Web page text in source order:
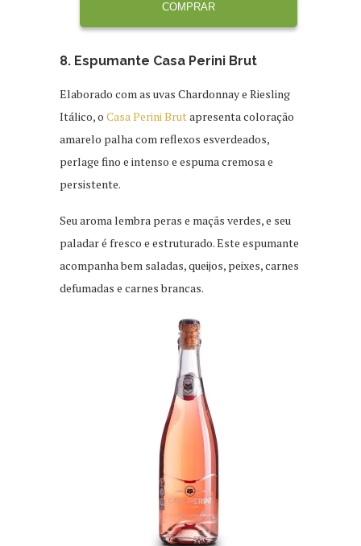
COMPRAR
8. Espumante Casa Perini Brut
Elaborado com as uvas Chardonnay e Riesling
Itálico, o Casa Perini Brutapresenta coloração
amarelo palha com reflexos esverdeados,
perlage fino e intenso e espuma cremosa e
persistente.
Seu aroma lembra peras e maçãs verdes, e seu
paladar é fresco e estruturado. Este espumante
acompanha bem saladas, queijos, peixes, carnes
defumadas e carnes brancas.